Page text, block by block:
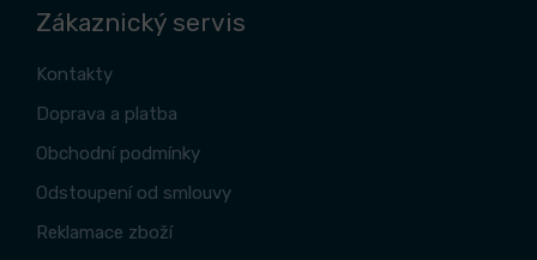
Zákaznický servis
Kontakty
Doprava a platba
Obchodní podmínky
Odstoupení od smlouvy
Reklamace zboží